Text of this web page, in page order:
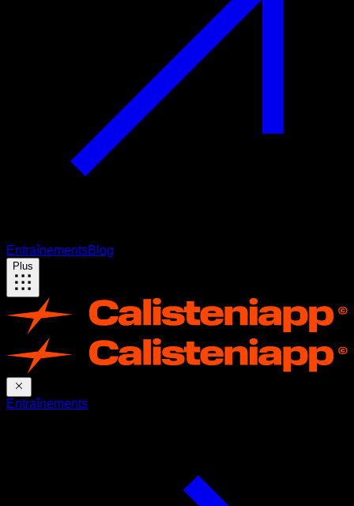
EntraînementsBlog
Plus
Entraînements